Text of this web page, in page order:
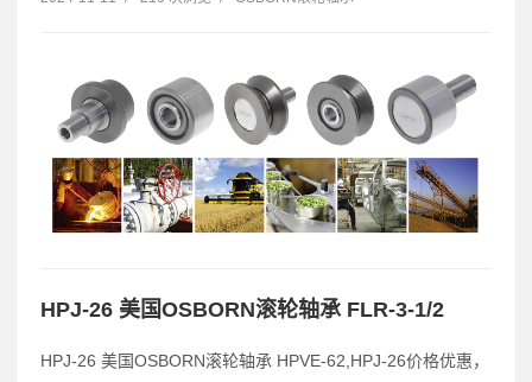
HPJ-26 美国OSBORN滚轮轴承 FLR-3-1/2
HPJ-26 美国OSBORN滚轮轴承 HPVE-62,HPJ-26价格优惠，